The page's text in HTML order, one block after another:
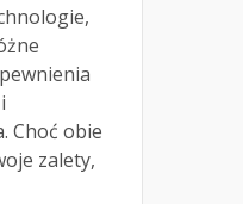
Choć obie
zalety,